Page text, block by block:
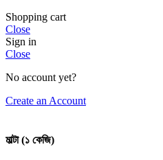
Shopping cart
Close
Sign in
Close
No account yet?
Create an Account
মাল্টা (১ কেজি)